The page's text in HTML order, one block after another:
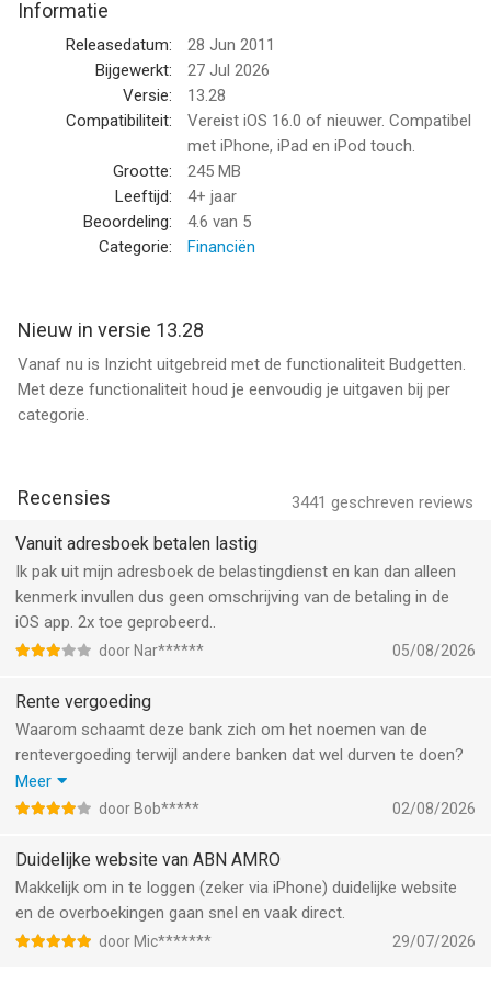
• direct de juiste medewerker bij de klantenservice spreken
• uw gegevens en instellingen wijzigen
• uw betaalpas blokkeren, deblokkeren of vervangen
• bankpassen beheren
• een Tikkie sturen
• uw bij- en afschrijvingen, saldo en bankrekeningen bekijken
• geld overboeken en betaalopdrachten inplannen
incasso
• beleggen, sparen, hypotheek en verzekeringen inzien en
afsluiten
De eerste keer bankieren met de ABN AMRO app:
AMRO heeft, kunt u de app meteen gebruiken.
Veilig bankieren:
zelfgekozen 5-cijferige identificatiecode. Meestal kan dit ook
geheim, net als uw pincode. Deze zijn alleen voor uzelf.
Registreer alleen uw eigen vingerafdruk of gezicht op uw
toestel. Lees meer over veilig bankieren op abnamro.nl.
Informatie
Releasedatum:
28 Jun 2011
Bijgewerkt:
27 Jul 2026
Versie:
13.28
Compatibiliteit:
Vereist iOS 16.0 of nieuwer. Compatibel
met iPhone, iPad en iPod touch.
Grootte:
245 MB
Leeftijd:
4+ jaar
Beoordeling:
4.6 van 5
Categorie:
Financiën
Nieuw in versie 13.28
Vanaf nu is Inzicht uitgebreid met de functionaliteit Budgetten.
Met deze functionaliteit houd je eenvoudig je uitgaven bij per
categorie.
3441 geschreven reviews
Recensies
Vanuit adresboek betalen lastig
Ik pak uit mijn adresboek de belastingdienst en kan dan alleen
kenmerk invullen dus geen omschrijving van de betaling in de
iOS app. 2x toe geprobeerd..
door Nar****** 05/08/2026
Rente vergoeding
Waarom schaamt deze bank zich om het noemen van de
rentevergoeding terwijl andere banken dat wel durven te doen?
De bank durft dat niet omdat de NIBC, dat gewoon onderdeel is
van ABN AMRO meer rente betaald! Dus is mijn advies ook daar
neen, nog beter is een spaarrekening te openen bij de
Ayvensbank! Dat zal ze pas echt wakker schudden.
Het is een Nederlandse bank met Nederlandse Bank Garantie!
Dit review is afkomstig van een al jarenlange klant van ABN
Meer
door Bob***** 02/08/2026
Duidelijke website van ABN AMRO
Makkelijk om in te loggen (zeker via iPhone) duidelijke website
en de overboekingen gaan snel en vaak direct.
door Mic******* 29/07/2026